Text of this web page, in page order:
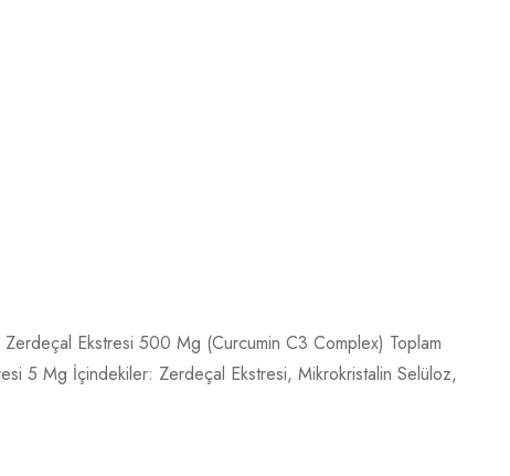
Ekstresi 500 Mg (Curcumin C3 Complex) Toplam
5 Mg İçindekiler: Zerdeçal Ekstresi, Mikrokristalin Selüloz,